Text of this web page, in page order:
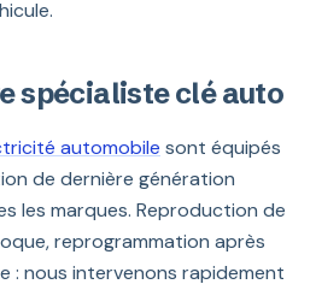
spécialiste clé auto
automobile sont équipés
de dernière génération
les marques. Reproduction de
reprogrammation après
: nous intervenons rapidement